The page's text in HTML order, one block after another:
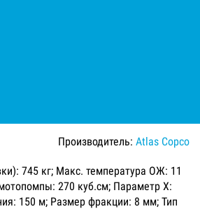
Производитель: Atlas Copco
745 кг; Макс. температура ОЖ: 11
270 куб.см; Параметр Х:
150 м; Размер фракции: 8 мм; Тип